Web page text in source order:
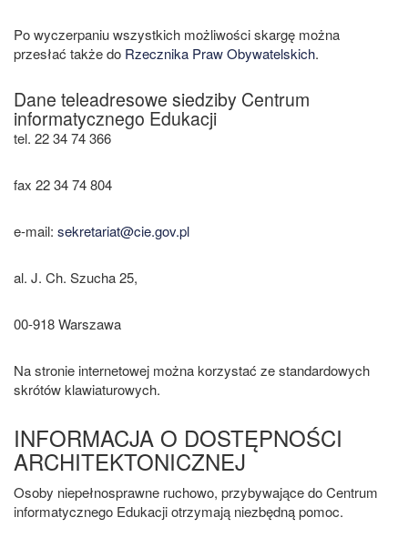
Po wyczerpaniu wszystkich możliwości skargę można
przesłać także do Rzecznika Praw Obywatelskich.
Dane teleadresowe siedziby Centrum
informatycznego Edukacji
tel. 22 34 74 366
fax 22 34 74 804
e-mail: sekretariat@cie.gov.pl
al. J. Ch. Szucha 25,
00-918 Warszawa
Na stronie internetowej można korzystać ze standardowych
skrótów klawiaturowych.
INFORMACJA O DOSTĘPNOŚCI
ARCHITEKTONICZNEJ
Osoby niepełnosprawne ruchowo, przybywające do Centrum
informatycznego Edukacji otrzymają niezbędną pomoc.